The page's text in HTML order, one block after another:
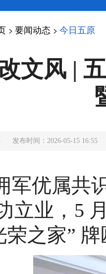
> 要闻动态 > 今日五原
文风 |
发布时间：2026-05-15 16:55
军优属共
立业，5
荣之家”